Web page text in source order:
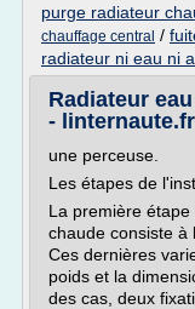
purge radiateur
chauffage central /
radiateur ni eau ni
Radiateur
- linternaute.fr
une perceuse.
Les étapes de
La première
chaude consiste à
Ces dernières
poids et la
des cas, deux